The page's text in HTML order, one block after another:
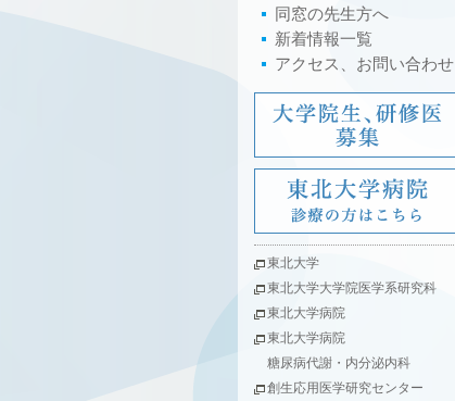
同窓の先生方へ
新着情報一覧
アクセス、お問い合わせ
東北大学
東北大学大学院医学系研究科
東北大学病院
東北大学病院
糖尿病代謝・内分泌内科
創生応用医学研究センター